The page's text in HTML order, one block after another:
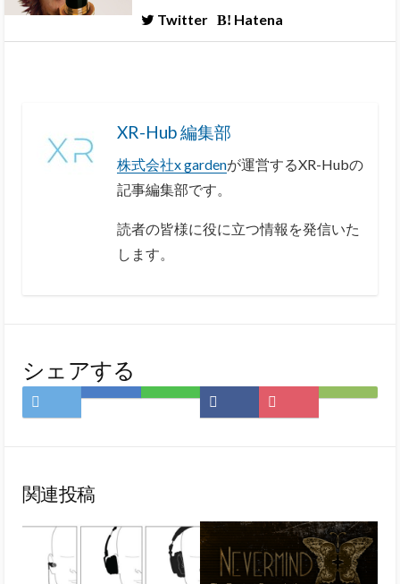
Twitter
Hatena
XR-Hub 編集部
株式会社x gardenが運営するXR-Hubの
記事編集部です。
読者の皆様に役に立つ情報を発信いた
します。
シェアする
Twitter
で
は
ク
ク
LINE
Facebook
で
Pocket
に
Feedly
関連投稿